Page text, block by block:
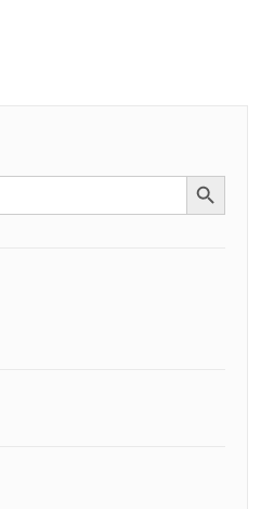
Search Button